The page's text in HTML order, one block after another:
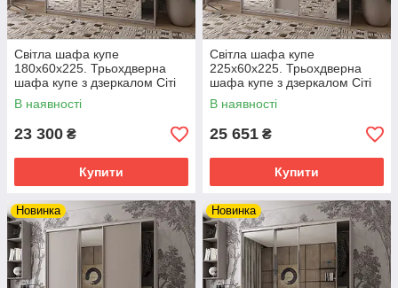
Світла шафа купе
180х60х225. Трьохдверна
шафа купе з дзеркалом Сіті
Лайт Кашемір 3 дзеркала.
Шафа у вітальню
В наявності
23 300 ₴
Купити
Світла шафа купе
225х60х225. Трьохдверна
шафа купе з дзеркалом Сіті
Лайт Кашемір 1 ДСП / 2
дзеркала. Шафа у вітальню
В наявності
25 651 ₴
Купити
Новинка Новинка